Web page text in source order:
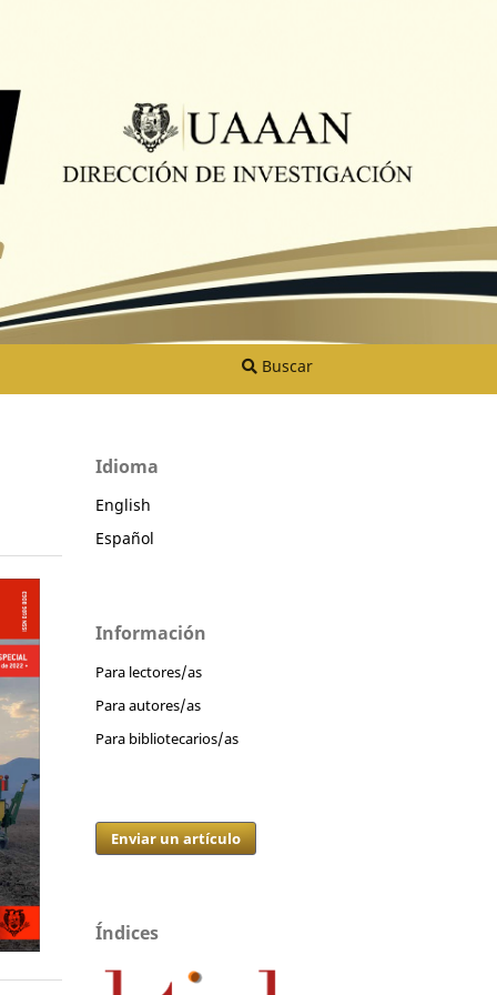
Buscar
Idioma
English
Español
Información
Para lectores/as
Para autores/as
Para bibliotecarios/as
Enviar un artículo
Índices